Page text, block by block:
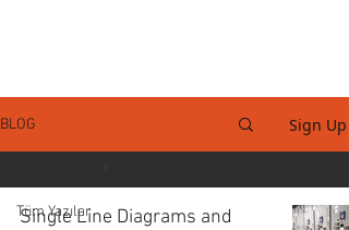
BLOG Sign Up
Tüm Yazılar
Single Line Diagrams and